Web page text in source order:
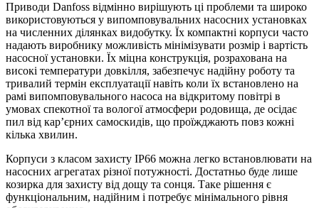
Приводи Danfoss відмінно вирішують ці проблеми та широко
використовуються у випомповувальних насосних установках
на численних ділянках видобутку. Їх компактні корпуси часто
надають виробнику можливість мінімізувати розмір і вартість
насосної установки. Їх міцна конструкція, розрахована на
високі температури довкілля, забезпечує надійну роботу та
тривалий термін експлуатації навіть коли їх встановлено на
рамі випомповувального насоса на відкритому повітрі в
умовах спекотної та вологої атмосфери родовища, де осідає
пил від кар’єрних самоскидів, що проїжджають повз кожні
кілька хвилин.
Корпуси з класом захисту IP66 можна легко встановлювати на
насосних агрегатах різної потужності. Достатньо буде лише
козирка для захисту від дощу та сонця. Таке рішення є
функціональним, надійним і потребує мінімального рівня